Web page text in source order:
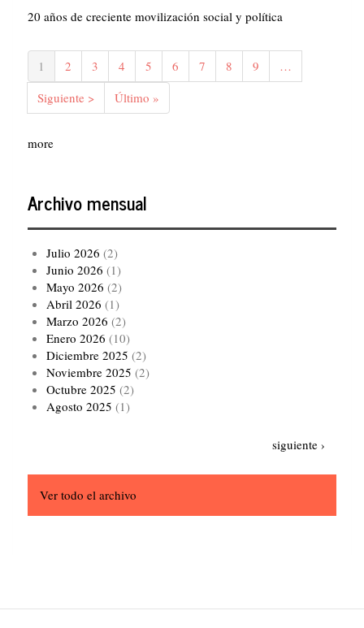
20 años de creciente movilización social y política
Paginación
Página
actual
1 Página
2 Página
3 Página
4 Página
5 Página
6 Página
7 Página
8 Página
9
…
Siguiente
página
Siguiente >
Última
página
Último »
more
Archivo mensual
Julio 2026 (2)
Junio 2026 (1)
Mayo 2026 (2)
Abril 2026 (1)
Marzo 2026 (2)
Enero 2026 (10)
Diciembre 2025 (2)
Noviembre 2025 (2)
Octubre 2025 (2)
Agosto 2025 (1)
Siguiente
siguiente ›
Ver todo el archivo